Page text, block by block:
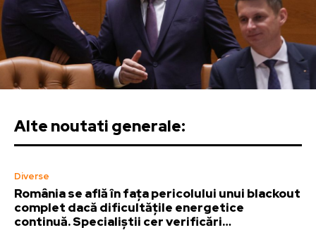
Alte noutati generale:
Diverse
România se află în fața pericolului unui blackout
complet dacă dificultățile energetice
continuă. Specialiștii cer verificări…